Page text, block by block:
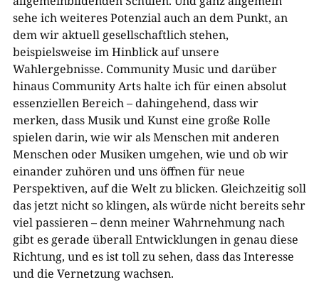
sehe ich weiteres Potenzial auch an dem Punkt, an
dem wir aktuell gesellschaftlich stehen,
beispielsweise im Hinblick auf unsere
Wahlergebnisse. Community Music und darüber
hinaus Community Arts halte ich für einen absolut
essenziellen Bereich – dahingehend, dass wir
merken, dass Musik und Kunst eine große Rolle
spielen darin, wie wir als Menschen mit anderen
Menschen oder Musiken umgehen, wie und ob wir
einander zuhören und uns öffnen für neue
Perspektiven, auf die Welt zu blicken. Gleichzeitig soll
das jetzt nicht so klingen, als würde nicht bereits sehr
viel passieren – denn meiner Wahrnehmung nach
gibt es gerade überall Entwicklungen in genau diese
Richtung, und es ist toll zu sehen, dass das Interesse
und die Vernetzung wachsen.